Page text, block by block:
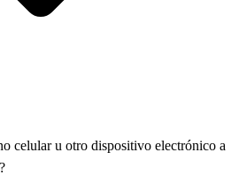
celular u otro dispositivo electrónico a